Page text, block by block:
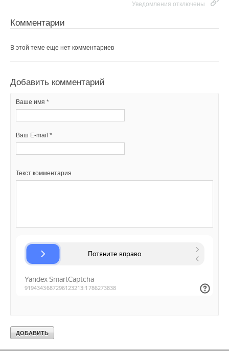
Уведомления отключены
Комментарии
В этой теме еще нет комментариев
Добавить комментарий
Ваше имя *
Ваш E-mail *
Текст комментария
Ваш E-mail *